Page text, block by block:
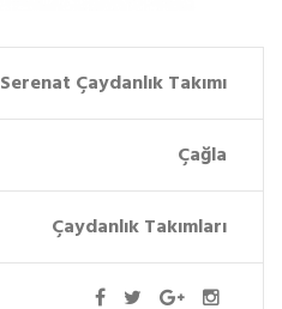
Serenat Çaydanlık Takımı
Çağla
Çaydanlık Takımları